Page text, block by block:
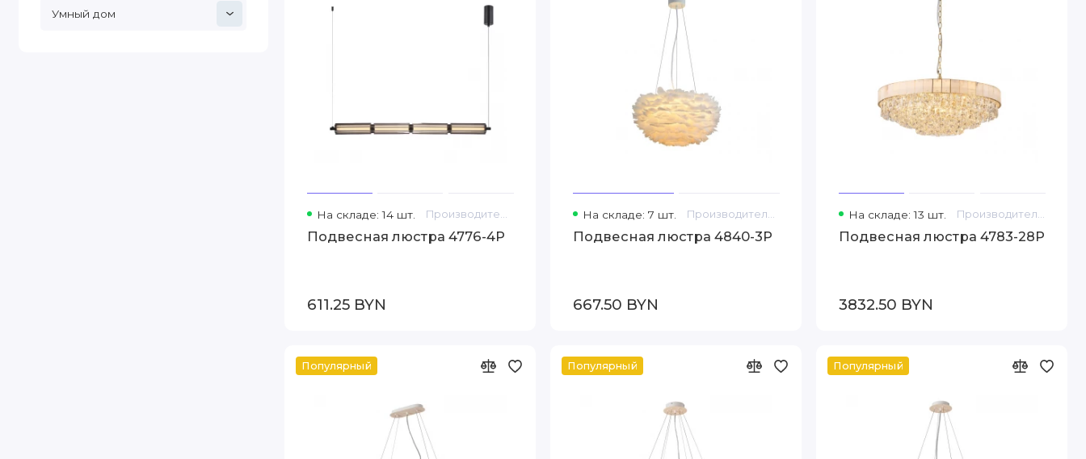
Умный дом
На складе: 14 шт. Производитель: F-Promo
Подвесная люстра 4776-4P
611.25 BYN
На складе: 7 шт. Производитель: Favourite
Подвесная люстра 4840-3P
667.50 BYN
На складе: 13 шт. Производитель: Favourite
Подвесная люстра 4783-28P
3832.50 BYN
Популярный Популярный Популярный